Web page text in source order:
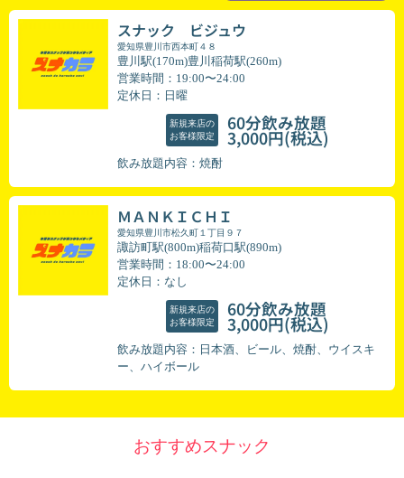
スナック ビジュウ
愛知県豊川市西本町４８
豊川駅(170m)豊川稲荷駅(260m)
営業時間：19:00〜24:00
定休日：日曜
新規来店の
お客様限定
60分飲み放題
3,000円(税込)
飲み放題内容：焼酎
ＭＡＮＫＩＣＨＩ
愛知県豊川市松久町１丁目９７
諏訪町駅(800m)稲荷口駅(890m)
営業時間：18:00〜24:00
定休日：なし
新規来店の
お客様限定
60分飲み放題
3,000円(税込)
飲み放題内容：日本酒、ビール、焼酎、ウイスキ
ー、ハイボール
おすすめスナック